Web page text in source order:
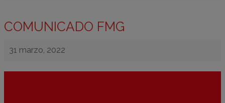
COMUNICADO FMG
31 marzo, 2022